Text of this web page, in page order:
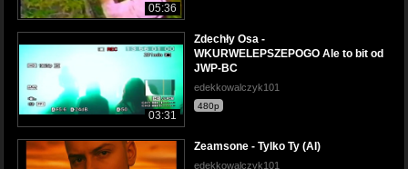
05:36
03:31
Zdechły Osa -
WKURWELEPSZEPOGO Ale to bit od
JWP-BC
edekkowalczyk101
480p
Zeamsone - Tylko Ty (AI)
edekkowalczyk101